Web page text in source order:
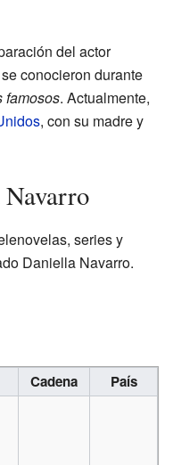
del actor
conocieron durante
famosos. Actualmente,
, con su madre y
series y
Daniella Navarro.
Cadena País